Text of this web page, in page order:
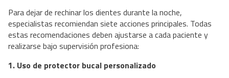
Para dejar de rechinar los dientes durante la noche,
especialistas recomiendan siete acciones principales. Todas
estas recomendaciones deben ajustarse a cada paciente y
realizarse bajo supervisión profesiona:
1. Uso de protector bucal personalizado